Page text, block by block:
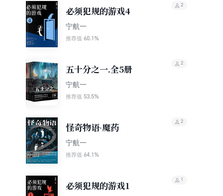
必须犯规的游戏4
宁航一
推荐值 60.1%
2
五十分之一.全5册
宁航一
推荐值 53.5%
2
怪奇物语·魔药
宁航一
推荐值 64.1%
2
必须犯规的游戏1
1